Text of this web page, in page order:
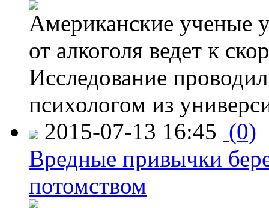
Американские ученые
от алкоголя ведет к
Исследование
психологом из
2015-07-13 16:45 (0)
Вредные привычки
потомством